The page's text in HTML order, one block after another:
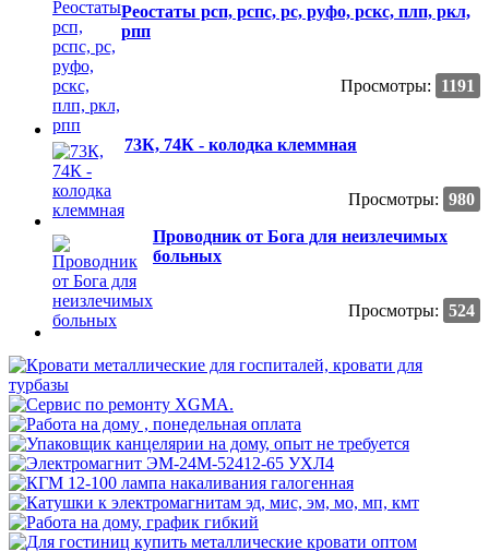
Реостаты рсп, рспс, рс, руфо, рскс, плп, ркл,
рпп
Просмотры: 1191
73К, 74К - колодка клеммная
Просмотры: 980
Проводник от Бога для неизлечимых
больных
Просмотры: 524